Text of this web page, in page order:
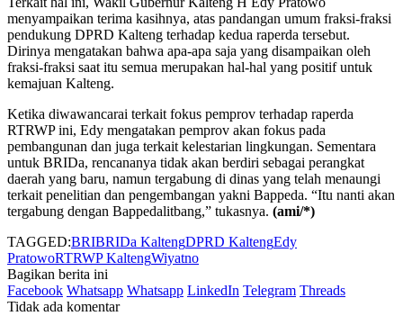
menyampaikan terima kasihnya, atas pandangan umum fraksi-fraksi
pendukung DPRD Kalteng terhadap kedua raperda tersebut.
Dirinya mengatakan bahwa apa-apa saja yang disampaikan oleh
fraksi-fraksi saat itu semua merupakan hal-hal yang positif untuk
kemajuan Kalteng.
Ketika diwawancarai terkait fokus pemprov terhadap raperda
RTRWP ini, Edy mengatakan pemprov akan fokus pada
pembangunan dan juga terkait kelestarian lingkungan. Sementara
untuk BRIDa, rencananya tidak akan berdiri sebagai perangkat
daerah yang baru, namun tergabung di dinas yang telah menaungi
terkait penelitian dan pengembangan yakni Bappeda. “Itu nanti akan
tergabung dengan Bappedalitbang,” tukasnya. (ami/*)
TAGGED:BRIBRIDa KaltengDPRD KaltengEdy
PratowoRTRWP KaltengWiyatno
Bagikan berita ini
Facebook Whatsapp Whatsapp LinkedIn Telegram Threads
Tidak ada komentar